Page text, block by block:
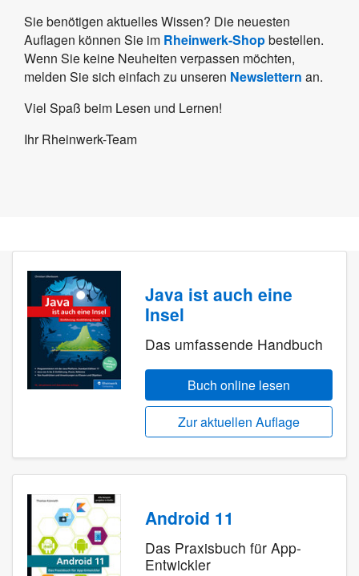
Sie benötigen aktuelles Wissen? Die neuesten
Auflagen können Sie im Rheinwerk-Shopbestellen.
Wenn Sie keine Neuheiten verpassen möchten,
melden Sie sich einfach zu unseren Newslettern an.
Viel Spaß beim Lesen und Lernen!
Ihr Rheinwerk-Team
Java ist auch eine
Insel
Das umfassende Handbuch
Buch online lesen
Zur aktuellen Auflage
Android 11
Das Praxisbuch für App-
Entwickler